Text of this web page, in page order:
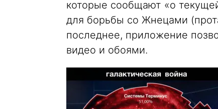
которые сообщают «о
для борьбы со Жнецами
последнее, приложение
видео и обоями.